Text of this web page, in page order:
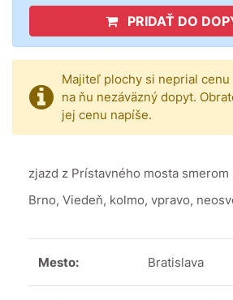
PRIDAŤ DO
Majiteľ plochy si neprial
na ňu nezáväzný dopyt.
jej cenu napíše.
zjazd z Prístavného mosta smerom
Brno, Viedeň, kolmo, vpravo,
Mesto: Bratislava